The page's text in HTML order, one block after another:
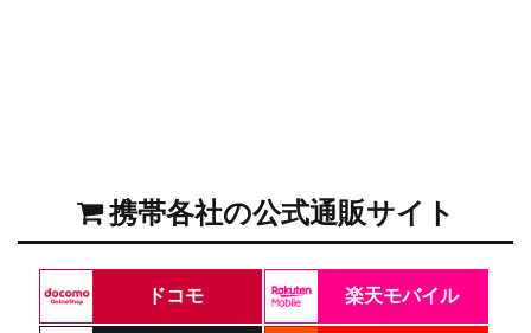
携帯各社の公式通販サイト
ドコモ 楽天モバイル